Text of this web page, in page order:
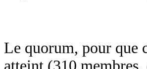
Le quorum, pour que